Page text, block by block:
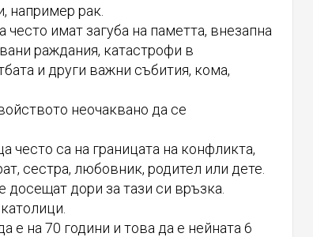
например рак.
имат загуба на паметта, внезапна
раждания, катастрофи в
и други важни събития, кома,
неочаквано да се
често са на границата на конфликта,
сестра, любовник, родител или дете.
досещат дори за тази си връзка.
е на 70 години и това да е нейната 6